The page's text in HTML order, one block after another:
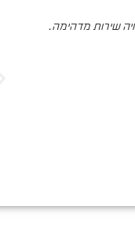
שירות מדהימה.